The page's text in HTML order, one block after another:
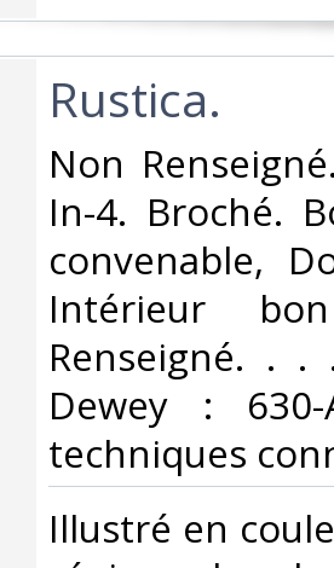
‎Rustica.‎
‎Non
In-4. Broché.
convenable,
Intérieur
Renseigné. . .
Dewey :
techniques
‎Illustré en